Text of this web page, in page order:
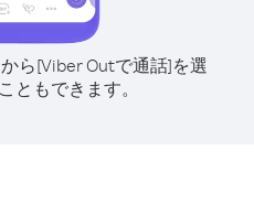
ら[Viber Outで通話]を選
ともできます。